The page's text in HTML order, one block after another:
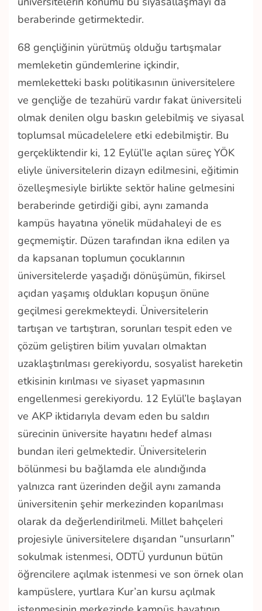
beraberinde getirmektedir.
68 gençliğinin yürütmüş olduğu tartışmalar
memleketin gündemlerine içkindir,
memleketteki baskı politikasının üniversitelere
ve gençliğe de tezahürü vardır fakat üniversiteli
olmak denilen olgu baskın gelebilmiş ve siyasal
toplumsal mücadelelere etki edebilmiştir. Bu
gerçekliktendir ki, 12 Eylül’le açılan süreç YÖK
eliyle üniversitelerin dizayn edilmesini, eğitimin
özelleşmesiyle birlikte sektör haline gelmesini
beraberinde getirdiği gibi, aynı zamanda
kampüs hayatına yönelik müdahaleyi de es
geçmemiştir. Düzen tarafından ikna edilen ya
da kapsanan toplumun çocuklarının
üniversitelerde yaşadığı dönüşümün, fikirsel
açıdan yaşamış oldukları kopuşun önüne
geçilmesi gerekmekteydi. Üniversitelerin
tartışan ve tartıştıran, sorunları tespit eden ve
çözüm geliştiren bilim yuvaları olmaktan
uzaklaştırılması gerekiyordu, sosyalist hareketin
etkisinin kırılması ve siyaset yapmasının
engellenmesi gerekiyordu. 12 Eylül’le başlayan
ve AKP iktidarıyla devam eden bu saldırı
sürecinin üniversite hayatını hedef alması
bundan ileri gelmektedir. Üniversitelerin
bölünmesi bu bağlamda ele alındığında
yalnızca rant üzerinden değil aynı zamanda
üniversitenin şehir merkezinden koparılması
olarak da değerlendirilmeli. Millet bahçeleri
projesiyle üniversitelere dışarıdan “unsurların”
sokulmak istenmesi, ODTÜ yurdunun bütün
öğrencilere açılmak istenmesi ve son örnek olan
kampüslere, yurtlara Kur’an kursu açılmak